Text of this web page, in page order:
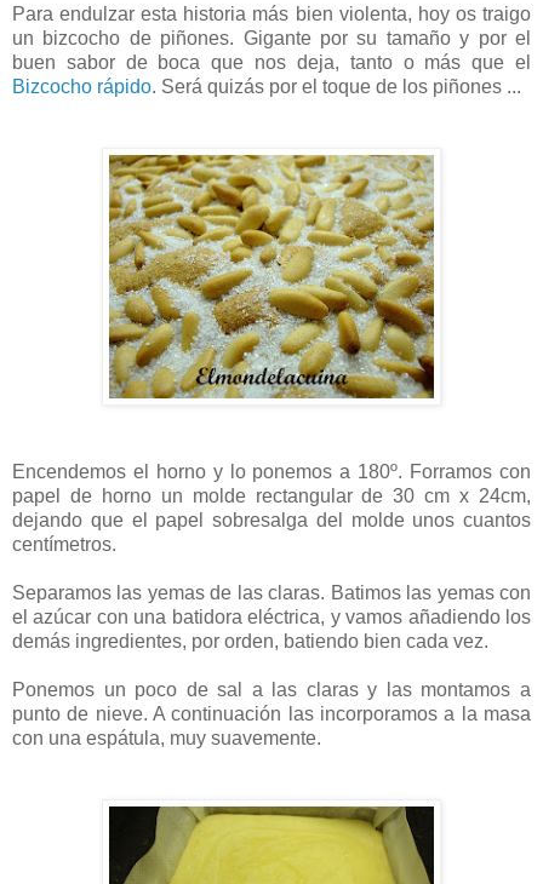
Para endulzar esta historia más bien violenta, hoy os traigo
un bizcocho de piñones. Gigante por su tamaño y por el
buen sabor de boca que nos deja, tanto o más que el
Bizcocho rápido. Será quizás por el toque de los piñones ...
Encendemos el horno y lo ponemos a 180º. Forramos con
papel de horno un molde rectangular de 30 cm x 24cm,
dejando que el papel sobresalga del molde unos cuantos
centímetros.
Separamos las yemas de las claras. Batimos las yemas con
el azúcar con una batidora eléctrica, y vamos añadiendo los
demás ingredientes, por orden, batiendo bien cada vez.
Ponemos un poco de sal a las claras y las montamos a
punto de nieve. A continuación las incorporamos a la masa
con una espátula, muy suavemente.